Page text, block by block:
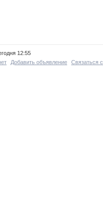
12:55
Добавить объявление Связаться